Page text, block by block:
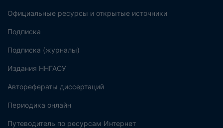
Официальные ресурсы и открытые источники
Подписка
Подписка (журналы)
Издания ННГАСУ
Авторефераты диссертаций
Периодика онлайн
Путеводитель по ресурсам Интернет